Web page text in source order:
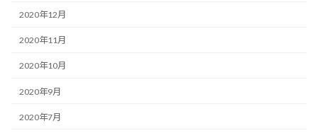
2020年12月
2020年11月
2020年10月
2020年9月
2020年7月